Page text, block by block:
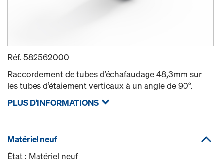
Réf. 582562000
Raccordement de tubes d’échafaudage 48,3mm sur
les tubes d’étaiement verticaux à un angle de 90°.
PLUS D'INFORMATIONS
Matériel neuf
État : Matériel neuf